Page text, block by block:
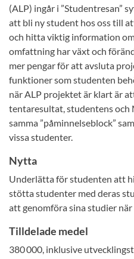
(ALP) ingår i ”Studentresan”
att bli ny student hos oss till
och hitta viktig information
omfattning har växt och
mer pengar för att avsluta
funktioner som studenten
när ALP projektet är klart är
tentaresultat, studentens
samma ”påminnelseblock”
vissa studenter.
Nytta
Underlätta för studenten att
stötta studenter med deras
att genomföra sina studier
Tilldelade medel
380 000, inklusive